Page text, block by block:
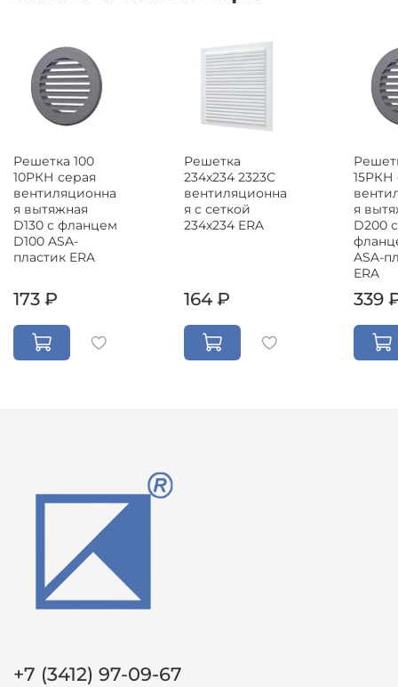
Решетка 100
10РКН серая
вентиляционна
я вытяжная
D130 с фланцем
D100 ASA-
пластик ERA
173 ₽
Решетка
234x234 2323С
вентиляционна
я с сеткой
234х234 ERA
164 ₽
15РКН
я
D200 с
ASA-
ERA
339
+7 (3412) 97-09-67